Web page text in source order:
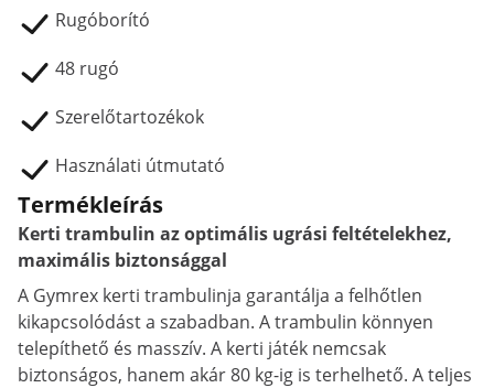
Rugóborító
48 rugó
Szerelőtartozékok
Használati útmutató
Termékleírás
Kerti trambulin az optimális ugrási feltételekhez,
maximális biztonsággal
A Gymrex kerti trambulinja garantálja a felhőtlen
kikapcsolódást a szabadban. A trambulin könnyen
telepíthető és masszív. A kerti játék nemcsak
biztonságos, hanem akár 80 kg-ig is terhelhető. A teljes